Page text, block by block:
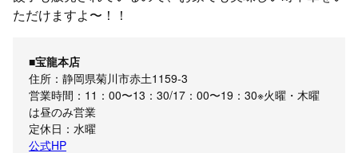
ただけますよ〜！！
■宝龍本店
住所：静岡県菊川市赤土1159-3
営業時間：11：00〜13：30/17：00〜19：30※火曜・木曜
は昼のみ営業
定休日：水曜
公式HP